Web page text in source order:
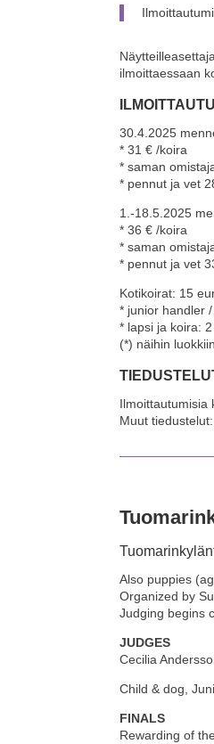
ilmoittaessaan
30.4.2025
* 31 € /koira
* saman
* pennut ja vet
1.-18.5.2025
* 36 € /koira
* saman
* pennut ja vet
Kotikoirat: 15
* junior handler
* lapsi ja koira:
(*) näihin
Ilmoittautumisia
Muut
Also puppies
Organized by
Judging begins
JUDGES
Cecilia
Child & dog,
FINALS
Rewarding of